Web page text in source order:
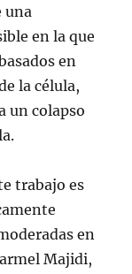
una
en la que
en
la célula,
un colapso
trabajo es
en
Majidi,